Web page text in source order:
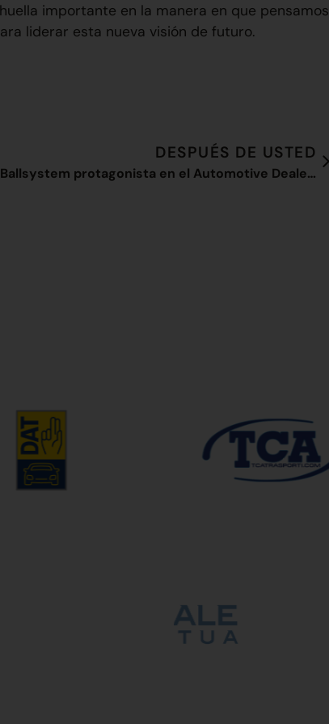
importante en la manera en que pensamos
liderar esta nueva visión de futuro.
DESPUÉS DE USTED
Ballsystem protagonista en el Automotive Dealer Day 2019